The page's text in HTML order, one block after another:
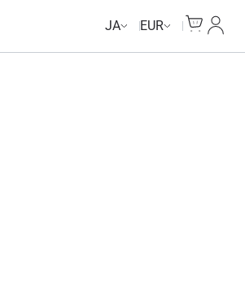
JA EUR
マイ